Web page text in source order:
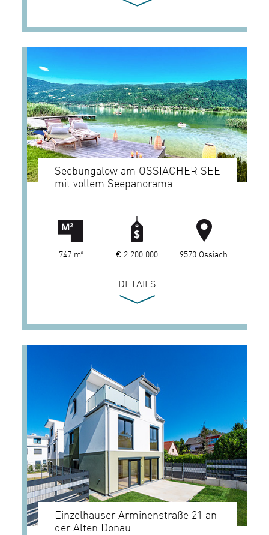
Seebungalow am OSSIACHER SEE
mit vollem Seepanorama
747 m² € 2.200.000 9570 Ossiach
DETAILS
Einzelhäuser Arminenstraße 21 an
der Alten Donau